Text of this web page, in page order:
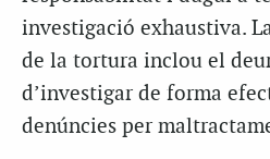
investigació exhaustiva.
de la tortura inclou el
d’investigar de forma
denúncies per